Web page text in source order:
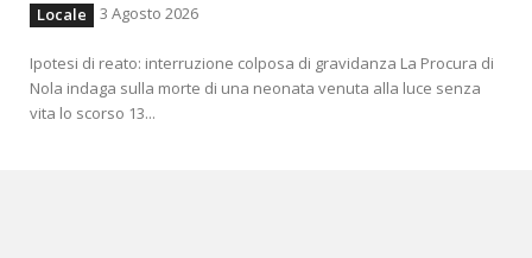
Locale 3 Agosto 2026
Ipotesi di reato: interruzione colposa di gravidanza La Procura di
Nola indaga sulla morte di una neonata venuta alla luce senza
vita lo scorso 13...